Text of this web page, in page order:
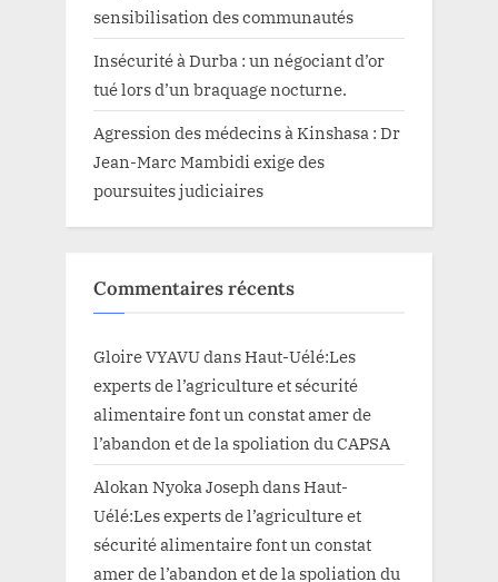
sensibilisation des communautés
Insécurité à Durba : un négociant d’or
tué lors d’un braquage nocturne.
Agression des médecins à Kinshasa : Dr
Jean-Marc Mambidi exige des
poursuites judiciaires
Commentaires récents
Gloire VYAVUdansHaut-Uélé:Les
experts de l’agriculture et sécurité
alimentaire font un constat amer de
l’abandon et de la spoliation du CAPSA
Alokan Nyoka JosephdansHaut-
Uélé:Les experts de l’agriculture et
sécurité alimentaire font un constat
amer de l’abandon et de la spoliation du